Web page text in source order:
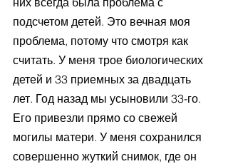
подсчетом детей. Это вечная моя
проблема, потому что смотря как
считать. У меня трое биологических
детей и 33 приемных за двадцать
лет. Год назад мы усыновили 33-го.
Его привезли прямо со свежей
могилы матери. У меня сохранился
совершенно жуткий снимок, где он